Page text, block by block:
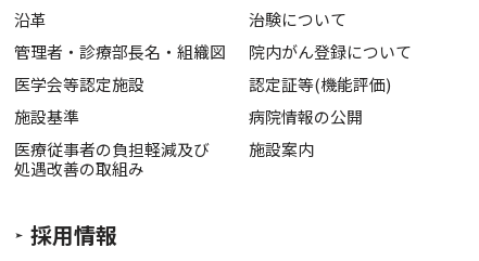
沿革
管理者・診療部長名・組織図
医学会等認定施設
施設基準
医療従事者の負担軽減及び
処遇改善の取組み
治験について
院内がん登録について
認定証等(機能評価)
病院情報の公開
施設案内
採用情報